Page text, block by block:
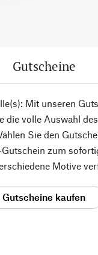
Gutscheine
Mit unseren
die volle Auswahl
Sie den
zum
Motive
Gutscheine kaufen